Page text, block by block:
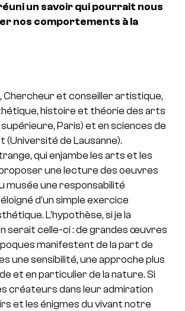
un savoir qui pourrait nous
nos comportements à la
Chercheur et conseiller artistique,
histoire et théorie des arts
Paris) et en sciences de
(Université de Lausanne).
qui enjambe les arts et les
une lecture des oeuvres
musée une responsabilité
d’un simple exercice
L’hypothèse, si je la
serait celle-ci : de grandes œuvres
manifestent de la part de
une sensibilité, une approche plus
et en particulier de la nature. Si
créateurs dans leur admiration
et les énigmes du vivant notre